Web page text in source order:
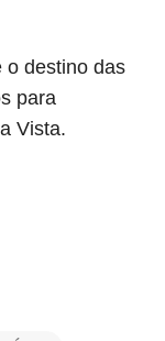
o destino das
para
Vista.